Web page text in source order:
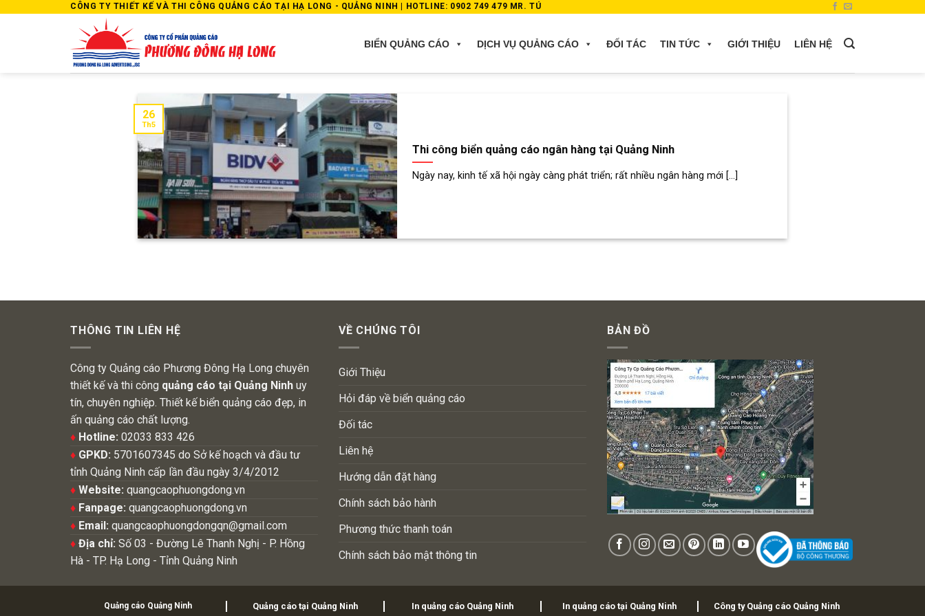
CÔNG TY THIẾT KẾ VÀ THI CÔNG QUẢNG CÁO TẠI HẠ LONG - QUẢNG NINH | HOTLINE: 0902 749 479 MR. TÚ
BIỂN QUẢNG CÁO DỊCH VỤ QUẢNG CÁO ĐỐI TÁC TIN TỨC GIỚI THIỆU LIÊN HỆ
Thi công biển quảng cáo ngân hàng tại Quảng Ninh
Ngày nay, kinh tế xã hội ngày càng phát triển; rất nhiều ngân hàng mới [...]
26
Th5
THÔNG TIN LIÊN HỆ
Công ty Quảng cáo Phương Đông Hạ Long chuyên
thiết kế và thi công quảng cáo tại Quảng Ninh uy
tín, chuyên nghiệp. Thiết kế biển quảng cáo đẹp, in
ấn quảng cáo chất lượng.
♦ Hotline: 02033 833 426
♦ GPKD: 5701607345 do Sở kế hoạch và đầu tư
tỉnh Quảng Ninh cấp lần đầu ngày 3/4/2012
♦ Website: quangcaophuongdong.vn
♦ Fanpage: quangcaophuongdong.vn
♦ Email: quangcaophuongdongqn@gmail.com
♦ Địa chỉ: Số 03 - Đường Lê Thanh Nghị - P. Hồng
Hà - TP. Hạ Long - Tỉnh Quảng Ninh
VỀ CHÚNG TÔI
Giới Thiệu
Hỏi đáp về biển quảng cáo
Đối tác
Liên hệ
Hướng dẫn đặt hàng
Chính sách bảo hành
Phương thức thanh toán
Chính sách bảo mật thông tin
BẢN ĐỒ
Quảng cáo Quảng Ninh Quảng cáo tại Quảng Ninh In quảng cáo Quảng Ninh In quảng cáo tại Quảng Ninh Công ty Quảng cáo Quảng Ninh